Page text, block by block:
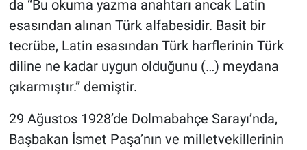
da “Bu okuma yazma anahtarı ancak Latin
esasından alınan Türk alfabesidir. Basit bir
tecrübe, Latin esasından Türk harflerinin Türk
diline ne kadar uygun olduğunu (…) meydana
çıkarmıştır.” demiştir.
29 Ağustos 1928’de Dolmabahçe Sarayı’nda,
Başbakan İsmet Paşa’nın ve milletvekillerinin